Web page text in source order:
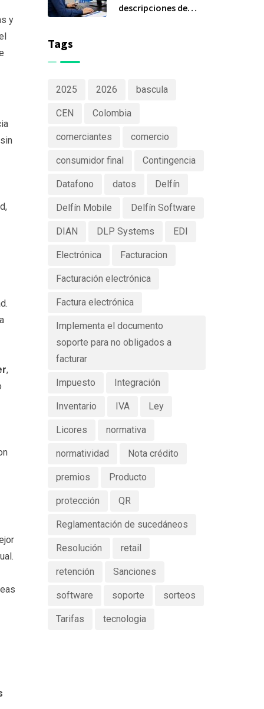
y
,
descripciones de
Tags
2025 2026 bascula
CEN Colombia
comerciantes comercio
consumidor final Contingencia
Datafono datos Delfín
Delfín Mobile Delfín Software
DIAN DLP Systems EDI
Electrónica Facturacion
Facturación electrónica
Factura electrónica
Implementa el documento
soporte para no obligados a
facturar
Impuesto Integración
Inventario IVA Ley
Licores normativa
normatividad Nota crédito
premios Producto
protección QR
Reglamentación de sucedáneos
Resolución retail
retención Sanciones
software soporte sorteos
Tarifas tecnologia